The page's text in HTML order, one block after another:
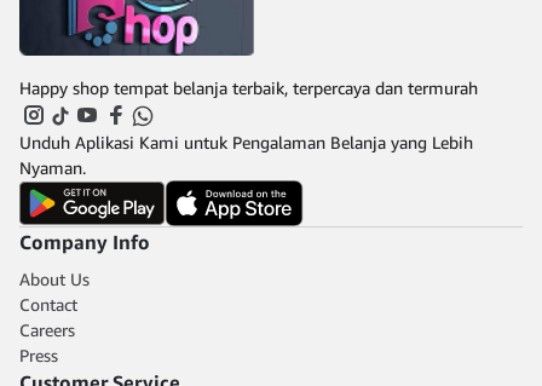
Happy shop tempat belanja terbaik, terpercaya dan termurah
Unduh Aplikasi Kami untuk Pengalaman Belanja yang Lebih
Nyaman.
Company Info
About Us
Contact
Careers
Press